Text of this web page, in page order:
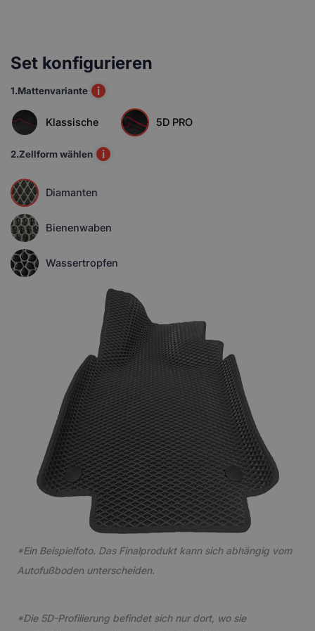
Set konfigurieren
1.Mattenvariante i
Klassische 5D PRO
2.Zellform wählen i
Diamanten
Bienenwaben
Wassertropfen
*Ein Beispielfoto. Das Finalprodukt kann sich abhängig vom
Autofußboden unterscheiden.
*Die 5D-Profilierung befindet sich nur dort, wo sie